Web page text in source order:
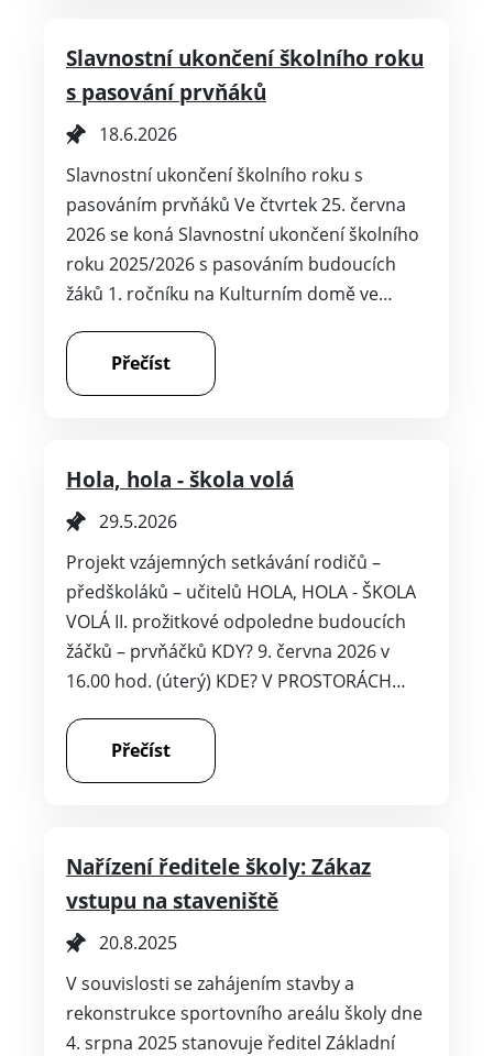
Slavnostní ukončení školního roku
s pasování prvňáků
18.6.2026
Slavnostní ukončení školního roku s
pasováním prvňáků Ve čtvrtek 25. června
2026 se koná Slavnostní ukončení školního
roku 2025/2026 s pasováním budoucích
žáků 1. ročníku na Kulturním domě ve…
Přečíst
Hola, hola - škola volá
29.5.2026
Projekt vzájemných setkávání rodičů –
předškoláků – učitelů HOLA, HOLA - ŠKOLA
VOLÁ II. prožitkové odpoledne budoucích
žáčků – prvňáčků KDY? 9. června 2026 v
16.00 hod. (úterý) KDE? V PROSTORÁCH…
Přečíst
Nařízení ředitele školy: Zákaz
vstupu na staveniště
20.8.2025
V souvislosti se zahájením stavby a
rekonstrukce sportovního areálu školy dne
4. srpna 2025 stanovuje ředitel Základní